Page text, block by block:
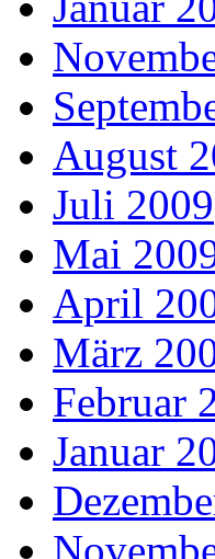
August
Juli 2009
Mai
April
März
Februar
Januar